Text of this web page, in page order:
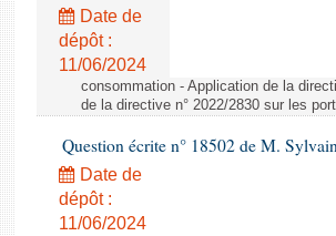
Date de
dépôt :
11/06/2024
consommation - Application de la
de la directive n° 2022/2830 sur les
Question écrite n° 18502 de M.
Date de
dépôt :
11/06/2024